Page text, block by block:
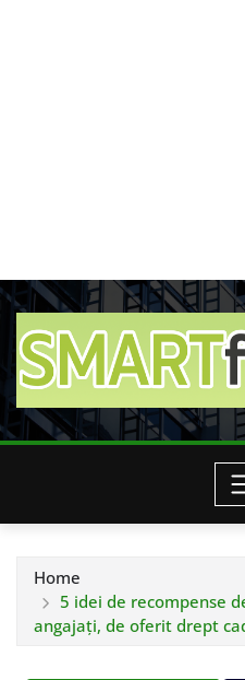
Home
5 idei de recompense
angajați, de oferit drept